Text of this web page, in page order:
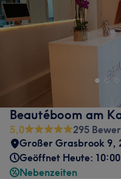
Beautéboom am
5,0
295
Großer Grasbrook 9,
Geöffnet Heute:
Nebenzeiten